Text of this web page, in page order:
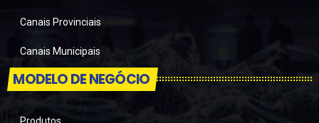
Canais Provinciais
Canais Municipais
MODELO DE NEGÓCIO